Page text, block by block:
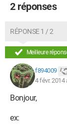
2 réponses
RÉPONSE 1 / 2
Meilleure
f894009
4 févr. 2014
Bonjour,
ex: